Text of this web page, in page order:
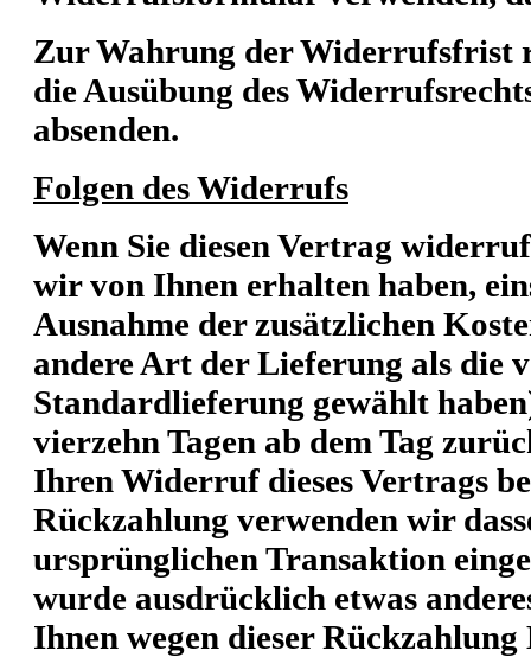
Zur Wahrung der Widerrufsfrist
die Ausübung des
absenden.
Folgen des Widerrufs
Wenn Sie diesen Vertrag
wir von Ihnen erhalten haben,
Ausnahme der zusätzlichen
andere Art der Lieferung als die
Standardlieferung gewählt
vierzehn Tagen ab dem Tag
Ihren Widerruf dieses Vertrags
Rückzahlung verwenden wir
ursprünglichen Transaktion
wurde ausdrücklich etwas
Ihnen wegen dieser